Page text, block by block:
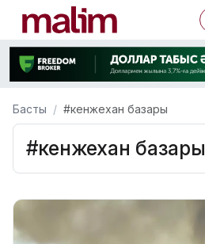
Басты #кенжехан базары
#кенжехан базары